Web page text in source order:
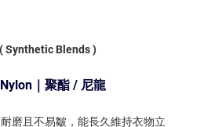
Synthetic Blends )
｜聚酯 / 尼龍
磨且不易皺，能長久維持衣物立